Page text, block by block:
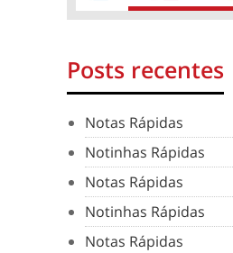
Posts recentes
Notas Rápidas
Notinhas Rápidas
Notas Rápidas
Notinhas Rápidas
Notas Rápidas